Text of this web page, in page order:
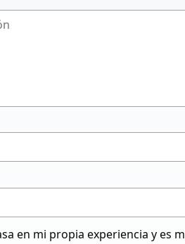
en mi propia experiencia y es